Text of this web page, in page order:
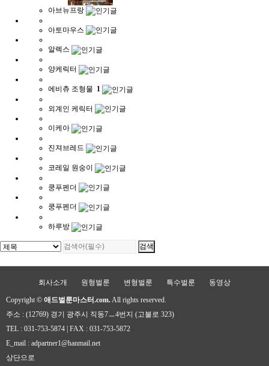
아브뉴프랑
아토마우스
알렉스
양케릭터
에비츄 조형물 1
외계인 케릭터
이케아
진져브레드
코레일 원숭이
쿵푸펜더
쿵푸펜더
하루방
회사소개 원형벌룬 변형벌룬 특수벌룬 동영상
Copyright © 애드벌룬마스터.com. All rights reserved.
주소 : (12769) 경기 광주시 직동7ㅡ4번지 (고불로 323)
TEL : 031-753-5874 | FAX : 031-753-5872
E_mail : adpartner1@hanmail.net
상단으로